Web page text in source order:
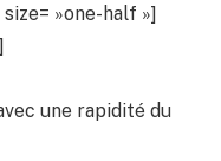
»one-half »]
une rapidité du